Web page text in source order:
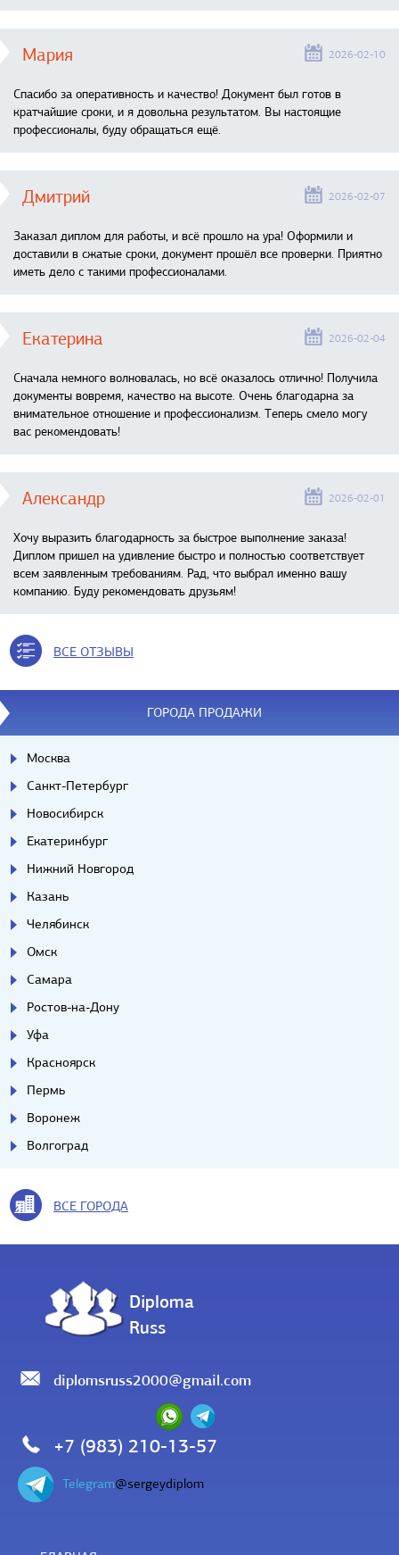
Мария 2026-02-10
Спасибо за оперативность и качество! Документ был готов в
кратчайшие сроки, и я довольна результатом. Вы настоящие
профессионалы, буду обращаться ещё.
Дмитрий 2026-02-07
Заказал диплом для работы, и всё прошло на ура! Оформили и
доставили в сжатые сроки, документ прошёл все проверки. Приятно
иметь дело с такими профессионалами.
Екатерина 2026-02-04
Сначала немного волновалась, но всё оказалось отлично! Получила
документы вовремя, качество на высоте. Очень благодарна за
внимательное отношение и профессионализм. Теперь смело могу
вас рекомендовать!
Александр 2026-02-01
Хочу выразить благодарность за быстрое выполнение заказа!
Диплом пришел на удивление быстро и полностью соответствует
всем заявленным требованиям. Рад, что выбрал именно вашу
компанию. Буду рекомендовать друзьям!
ВСЕ ОТЗЫВЫ
ГОРОДА ПРОДАЖИ
Москва
Санкт-Петербург
Новосибирск
Екатеринбург
Нижний Новгород
Казань
Челябинск
Омск
Самара
Ростов-на-Дону
Уфа
Красноярск
Пермь
Воронеж
Волгоград
ВСЕ ГОРОДА
Diploma
Russ
diplomsruss2000@gmail.com
+7 (983) 210-13-57
Telegram@sergeydiplom